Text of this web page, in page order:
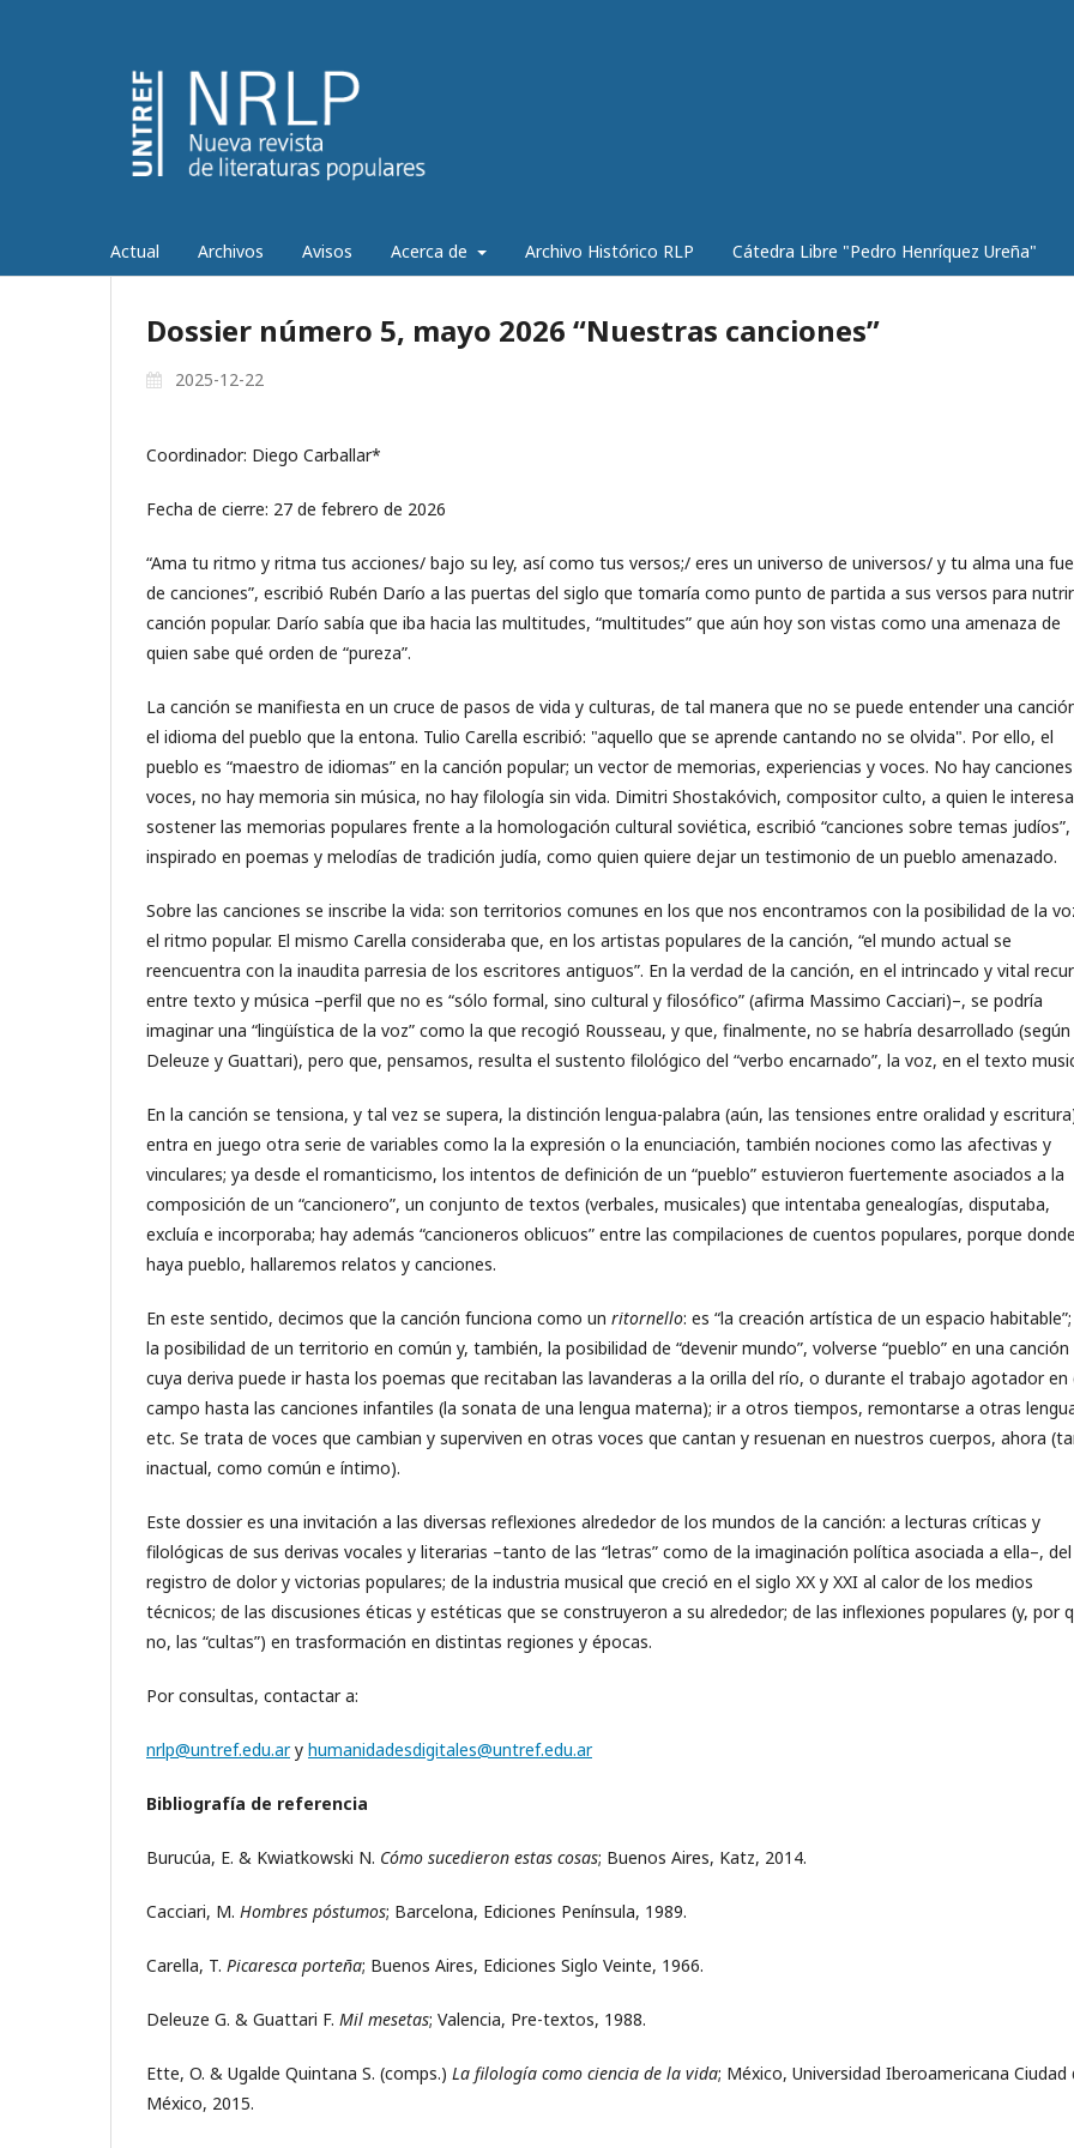
Actual Archivos Avisos Acerca de Archivo Histórico RLP Cátedra Libre "Pedro Henríquez Ureña"
Dossier número 5, mayo 2026 “Nuestras canciones”
2025-12-22
Coordinador: Diego Carballar*
Fecha de cierre: 27 de febrero de 2026
“Ama tu ritmo y ritma tus acciones/ bajo su ley, así como tus versos;/ eres un universo de universos/ y tu alma una
de canciones”, escribió Rubén Darío a las puertas del siglo que tomaría como punto de partida a sus versos para
canción popular. Darío sabía que iba hacia las multitudes, “multitudes” que aún hoy son vistas como una amenaza de
quien sabe qué orden de “pureza”.
La canción se manifiesta en un cruce de pasos de vida y culturas, de tal manera que no se puede entender una
el idioma del pueblo que la entona. Tulio Carella escribió: "aquello que se aprende cantando no se olvida". Por ello, el
pueblo es “maestro de idiomas” en la canción popular; un vector de memorias, experiencias y voces. No hay
voces, no hay memoria sin música, no hay filología sin vida. Dimitri Shostakóvich, compositor culto, a quien le
sostener las memorias populares frente a la homologación cultural soviética, escribió “canciones sobre temas judíos”,
inspirado en poemas y melodías de tradición judía, como quien quiere dejar un testimonio de un pueblo amenazado.
Sobre las canciones se inscribe la vida: son territorios comunes en los que nos encontramos con la posibilidad de la
el ritmo popular. El mismo Carella consideraba que, en los artistas populares de la canción, “el mundo actual se
reencuentra con la inaudita parresia de los escritores antiguos”. En la verdad de la canción, en el intrincado y vital
entre texto y música –perfil que no es “sólo formal, sino cultural y filosófico” (afirma Massimo Cacciari)–, se podría
imaginar una “lingüística de la voz” como la que recogió Rousseau, y que, finalmente, no se habría desarrollado (según
Deleuze y Guattari), pero que, pensamos, resulta el sustento filológico del “verbo encarnado”, la voz, en el texto
En la canción se tensiona, y tal vez se supera, la distinción lengua-palabra (aún, las tensiones entre oralidad y
entra en juego otra serie de variables como la la expresión o la enunciación, también nociones como las afectivas y
vinculares; ya desde el romanticismo, los intentos de definición de un “pueblo” estuvieron fuertemente asociados a la
composición de un “cancionero”, un conjunto de textos (verbales, musicales) que intentaba genealogías, disputaba,
excluía e incorporaba; hay además “cancioneros oblicuos” entre las compilaciones de cuentos populares, porque donde
haya pueblo, hallaremos relatos y canciones.
En este sentido, decimos que la canción funciona como un ritornello: es “la creación artística de un espacio
la posibilidad de un territorio en común y, también, la posibilidad de “devenir mundo”, volverse “pueblo” en una canción
cuya deriva puede ir hasta los poemas que recitaban las lavanderas a la orilla del río, o durante el trabajo agotador en
campo hasta las canciones infantiles (la sonata de una lengua materna); ir a otros tiempos, remontarse a otras
etc. Se trata de voces que cambian y superviven en otras voces que cantan y resuenan en nuestros cuerpos, ahora
inactual, como común e íntimo).
Este dossier es una invitación a las diversas reflexiones alrededor de los mundos de la canción: a lecturas críticas y
filológicas de sus derivas vocales y literarias –tanto de las “letras” como de la imaginación política asociada a ella–, del
registro de dolor y victorias populares; de la industria musical que creció en el siglo XX y XXI al calor de los medios
técnicos; de las discusiones éticas y estéticas que se construyeron a su alrededor; de las inflexiones populares (y, por
no, las “cultas”) en trasformación en distintas regiones y épocas.
Por consultas, contactar a:
nrlp@untref.edu.ary humanidadesdigitales@untref.edu.ar
Bibliografía de referencia
Burucúa, E. & Kwiatkowski N. Cómo sucedieron estas cosas; Buenos Aires, Katz, 2014.
Cacciari, M. Hombres póstumos; Barcelona, Ediciones Península, 1989.
Carella, T. Picaresca porteña; Buenos Aires, Ediciones Siglo Veinte, 1966.
Deleuze G. & Guattari F. Mil mesetas; Valencia, Pre-textos, 1988.
Ette, O. & Ugalde Quintana S. (comps.) La filología como ciencia de la vida; México, Universidad Iberoamericana Ciudad
México, 2015.